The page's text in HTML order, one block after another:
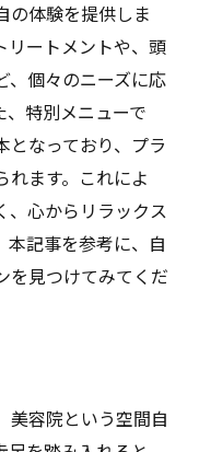
の体験を提供しま
リートメントや、頭
、個々のニーズに応
、特別メニューで
となっており、プラ
れます。これによ
、心からリラックス
本記事を参考に、自
を見つけてみてくだ
美容院という空間自